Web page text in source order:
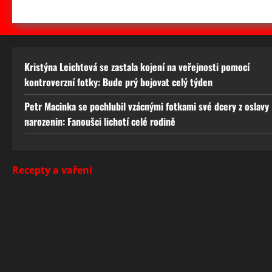
Kristýna Leichtová se zastala kojení na veřejnosti pomocí
kontroverzní fotky: Bude prý bojovat celý týden
Petr Macinka se pochlubil vzácnými fotkami své dcery z oslavy
narozenin: Fanoušci lichotí celé rodině
Recepty a vaření